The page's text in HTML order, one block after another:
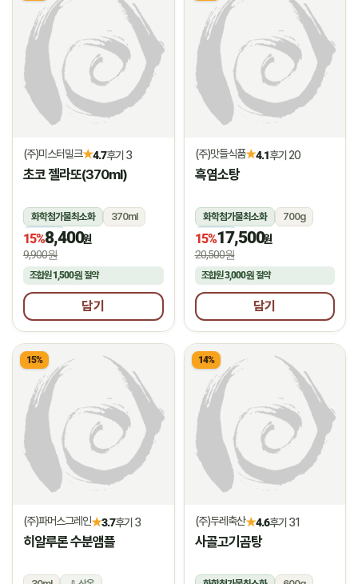
(주)미스터밀크★4.7후기 3
초코 젤라또(370ml)
화학첨가물최소화
370ml
냉동
15%8,400원
9,900원
조합원1,500원 절약
담기
(주)맛들식품★4.1후기 20
흑염소탕
화학첨가물최소화
700g
냉동
15%17,500원
20,500원
조합원3,000원절약
담기
15%
(주)파머스그레인★3.7후기 3
히알루론 수분앰플
14%
(주)두레축산★4.6후기 31
사골고기곰탕